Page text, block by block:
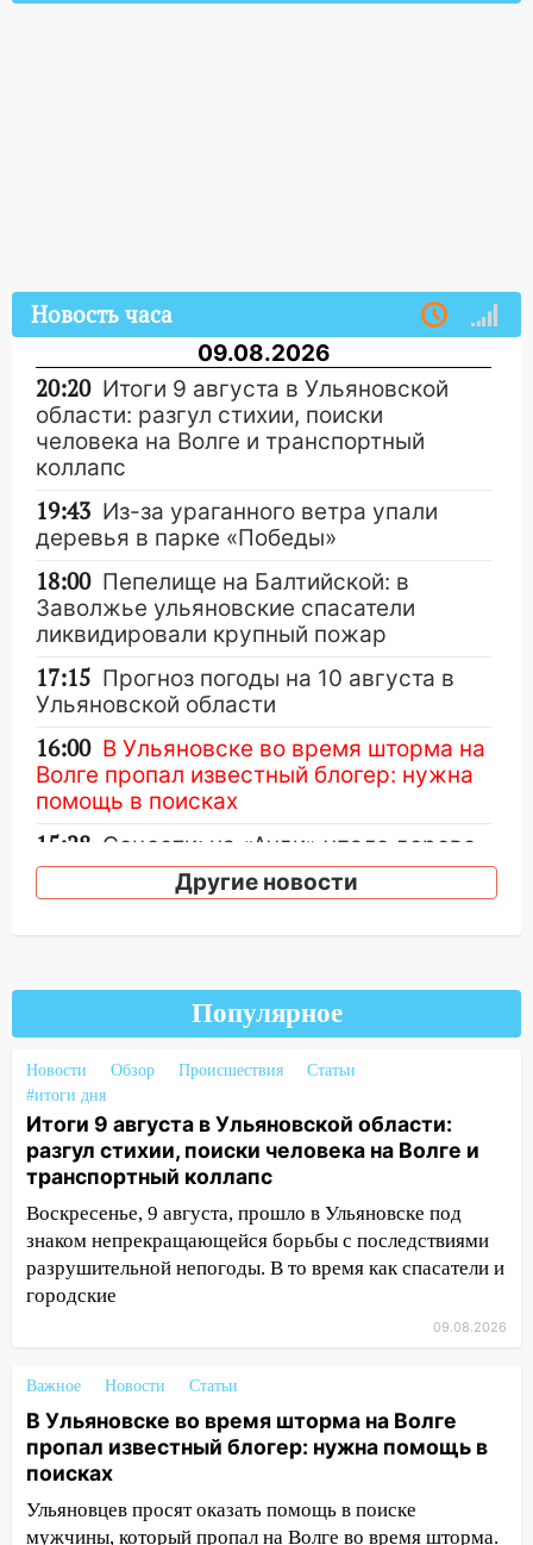
Новость часа
09.08.2026
20:20 Итоги 9 августа в Ульяновской
области: разгул стихии, поиски
человека на Волге и транспортный
коллапс
19:43 Из-за ураганного ветра упали
деревья в парке «Победы»
18:00 Пепелище на Балтийской: в
Заволжье ульяновские спасатели
ликвидировали крупный пожар
17:15 Прогноз погоды на 10 августа в
Ульяновской области
16:00 В Ульяновске во время шторма на
Волге пропал известный блогер: нужна
помощь в поисках
15:28 Соцсети: на «Ауди» упало дерево
в Новом городе
14:18 Гинеколог рассказала о том, с
какими сложностями сталкиваются
молодые мамы
13:02
Соцсети: на улице Розы
Люксембург дерево упало на
автомобиль
13:00 «Благоприятный период для
новых начинаний: гороскоп для всех
знаков зодиака на неделю с 10 по 16
13:00 На проспекте Тюленева в
крупный град
12:11
Где есть бензин в Ульяновске 9
августа: список АЗС
11:55 Соцсети: светофор упал на
машину во время сильного ливня в
Другие новости
Популярное
Новости Обзор Происшествия
Статьи
#итоги дня
Итоги 9 августа в Ульяновской области:
разгул стихии, поиски человека на Волге и
транспортный коллапс
Воскресенье, 9 августа, прошло в Ульяновске под
знаком непрекращающейся борьбы с последствиями
разрушительной непогоды. В то время как спасатели и
городские
09.08.2026
Важное Новости Статьи
В Ульяновске во время шторма на Волге
пропал известный блогер: нужна помощь в
поисках
Ульяновцев просят оказать помощь в поиске
мужчины, который пропал на Волге во время шторма.